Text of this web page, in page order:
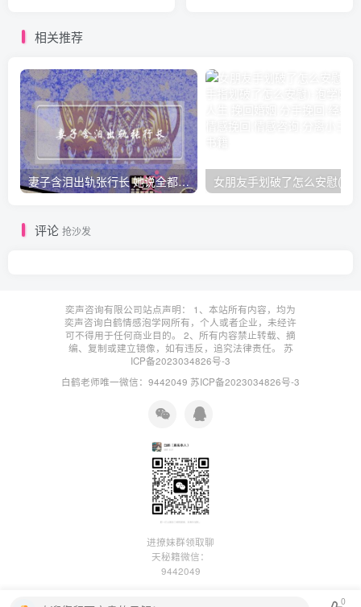
相关推荐
妻子含泪出轨张行长 她说全都是因为家中
评论 抢沙发
奕声咨询有限公司站点声明： 1、本站所有内容，均为
奕声咨询白鹤情感泡学网所有，个人或者企业，未经许
可不得用于任何商业目的。 2、所有内容禁止转载、摘
编、复制或建立镜像，如有违反，追究法律责任。 苏
ICP备2023034826号-3
白鹤老师唯一微信：9442049 苏ICP备2023034826号-3
进撩妹群领取聊
天秘籍微信：
9442049
0